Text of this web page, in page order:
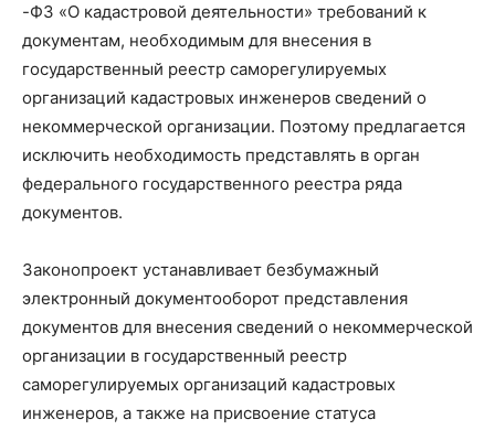
-ФЗ «О кадастровой деятельности» требований к
документам, необходимым для внесения в
государственный реестр саморегулируемых
организаций кадастровых инженеров сведений о
некоммерческой организации. Поэтому предлагается
исключить необходимость представлять в орган
федерального государственного реестра ряда
документов.
Законопроект устанавливает безбумажный
электронный документооборот представления
документов для внесения сведений о некоммерческой
организации в государственный реестр
саморегулируемых организаций кадастровых
инженеров, а также на присвоение статуса